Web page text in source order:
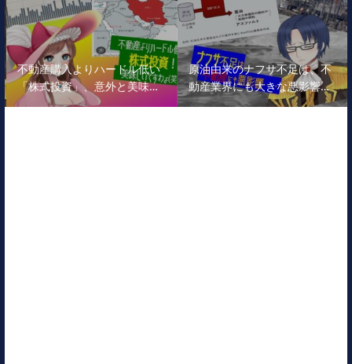
不動産購入よりハードル低い
「株式投資」、意外と美味…
原油由来のナフサ不足は、不
動産業界にも大きな悪影響…